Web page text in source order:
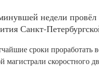
недели
сроки
магистрали